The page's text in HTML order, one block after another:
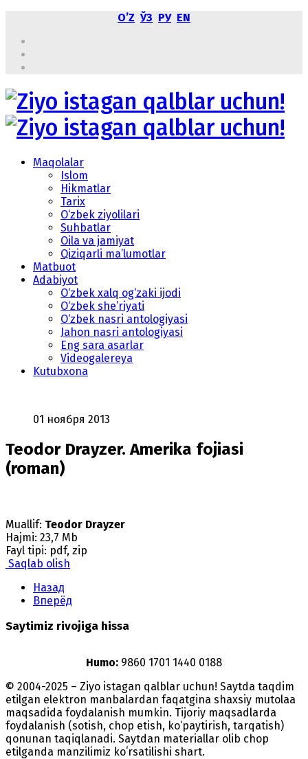
OʼZ ЎЗ РУ EN
Maqolalar
Islom
Hikmatlar
Tarix
O‘zbek ziyolilari
Suhbatlar
Oila va jamiyat
Qiziqarli ma’lumotlar
Matbuot
Adabiyot
O‘zbek xalq og‘zaki ijodi
O‘zbek she’riyati
O‘zbek nasri antologiyasi
Jahon nasri antologiyasi
Eng sara asarlar
Videogalereya
Kutubxona
01 ноября 2013
Teodor Drayzer. Amerika fojiasi
(roman)
Muallif: Teodor Drayzer
Hajmi: 23,7 Mb
Fayl tipi: pdf, zip
Saqlab olish
Назад
Вперёд
Saytimiz rivojiga hissa
Humo: 9860 1701 1440 0188
© 2004-2025 – Ziyo istagan qalblar uchun! Saytda taqdim
etilgan elektron manbalardan faqatgina shaxsiy mutolaa
maqsadida foydalanish mumkin. Tijoriy maqsadlarda
foydalanish (sotish, chop etish, ko‘paytirish, tarqatish)
qonunan taqiqlanadi. Saytdan materiallar olib chop
etilganda manzilimiz koʻrsatilishi shart.